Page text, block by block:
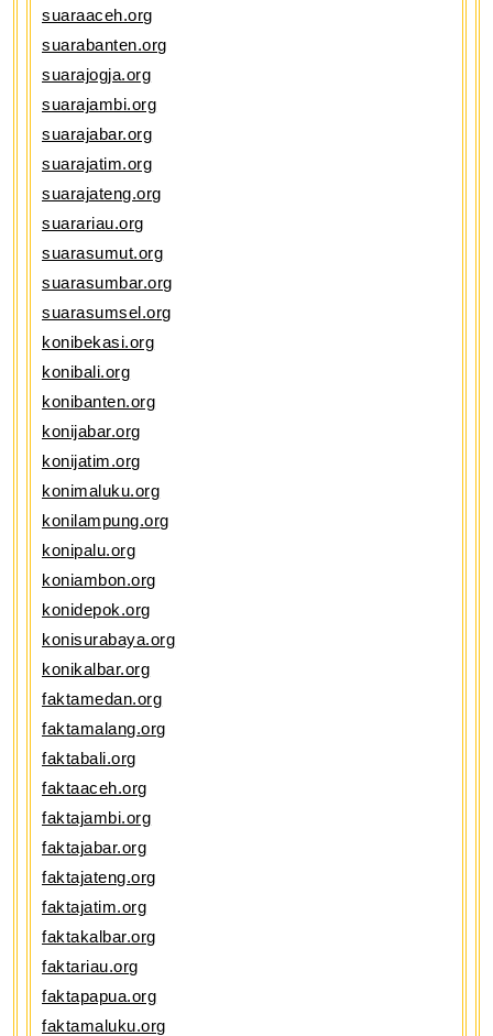
suaraaceh.org
suarabanten.org
suarajogja.org
suarajambi.org
suarajabar.org
suarajatim.org
suarajateng.org
suarariau.org
suarasumut.org
suarasumbar.org
suarasumsel.org
konibekasi.org
konibali.org
konibanten.org
konijabar.org
konijatim.org
konimaluku.org
konilampung.org
konipalu.org
koniambon.org
konidepok.org
konisurabaya.org
konikalbar.org
faktamedan.org
faktamalang.org
faktabali.org
faktaaceh.org
faktajambi.org
faktajabar.org
faktajateng.org
faktajatim.org
faktakalbar.org
faktariau.org
faktapapua.org
faktamaluku.org